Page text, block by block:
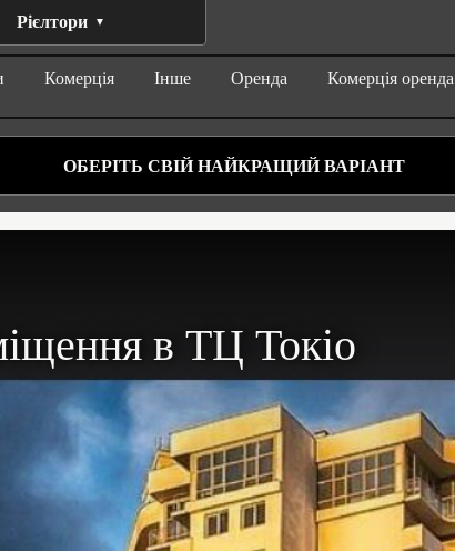
Рієлтори
Комерція Інше Оренда Комерція оренда
ОБЕРІТЬ СВІЙ НАЙКРАЩИЙ ВАРІАНТ
в ТЦ Токіо